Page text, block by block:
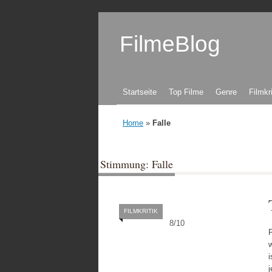
FilmeBlog
Zum Inhalt springen
Startseite Top Filme Genre
Home » Falle
Stimmung: Falle
8/10
FILMKRITIK